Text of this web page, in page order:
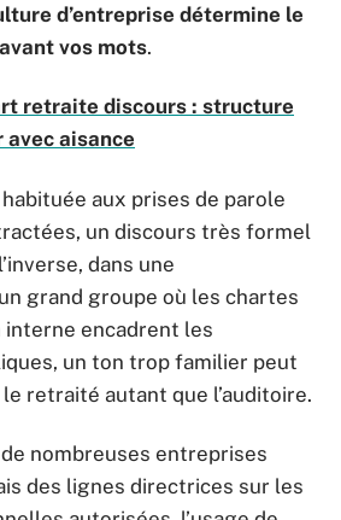
d’entreprise détermine le
vos mots.
retraite discours : structure
aisance
aux prises de parole
un discours très formel
dans une
grand groupe où les chartes
interne encadrent les
un ton trop familier peut
le retraité autant que l’auditoire.
nombreuses entreprises
des lignes directrices sur les